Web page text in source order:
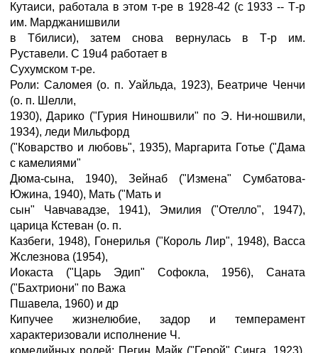
Кутаиси, работала в этом т-ре в 1928-42 (с 1933 -- Т-р
им. Марджанишвили
в Тбилиси), затем снова вернулась в Т-р им.
Руставели. С 19u4 работает в
Сухумском т-ре.
Роли: Саломея (о. п. Уайльда, 1923), Беатриче Ченчи
(о. п. Шелли,
1930), Дарико ("Гурия Ниношвили" по Э. Ни-ношвили,
1934), леди Мильфорд
("Коварство и любовь", 1935), Маргарита Готье ("Дама
с камелиями"
Дюма-сына, 1940), Зейнаб ("Измена" Сумбатова-
Южина, 1940), Мать ("Мать и
сын" Чавчавадзе, 1941), Эмилия ("Отелло", 1947),
царица Кстеван (о. п.
Казбеги, 1948), Гонерилья ("Король Лир", 1948), Васса
Жслезнова (1954),
Иокаста ("Царь Эдип" Софокла, 1956), Саната
("Бахтриони" по Важа
Пшавела, 1960) и др
Кипучее жизнелюбие, задор и темперамент
характеризовали исполнение Ч.
комедийных ролей: Пегин Майк ("Герой" Синга, 1923),